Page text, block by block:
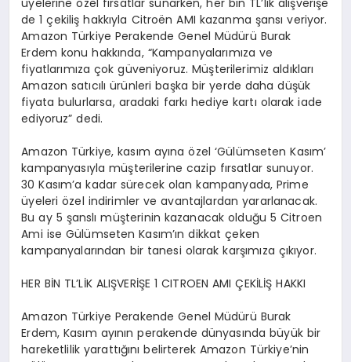
üyelerine özel fırsatlar sunarken, her bin TL’lik alışverişe
de 1 çekiliş hakkıyla Citroën AMI kazanma şansı veriyor.
Amazon Türkiye Perakende Genel Müdürü Burak
Erdem konu hakkında, “Kampanyalarımıza ve
fiyatlarımıza çok güveniyoruz. Müşterilerimiz aldıkları
Amazon satıcılı ürünleri başka bir yerde daha düşük
fiyata bulurlarsa, aradaki farkı hediye kartı olarak iade
ediyoruz” dedi.
Amazon Türkiye, kasım ayına özel ‘Gülümseten Kasım’
kampanyasıyla müşterilerine cazip fırsatlar sunuyor.
30 Kasım’a kadar sürecek olan kampanyada, Prime
üyeleri özel indirimler ve avantajlardan yararlanacak.
Bu ay 5 şanslı müşterinin kazanacak olduğu 5 Citroen
Ami ise Gülümseten Kasım’ın dikkat çeken
kampanyalarından bir tanesi olarak karşımıza çıkıyor.
HER BİN TL’LİK ALIŞVERİŞE 1 CITROEN AMI ÇEKİLİŞ HAKKI
Amazon Türkiye Perakende Genel Müdürü Burak
Erdem, Kasım ayının perakende dünyasında büyük bir
hareketlilik yarattığını belirterek Amazon Türkiye’nin